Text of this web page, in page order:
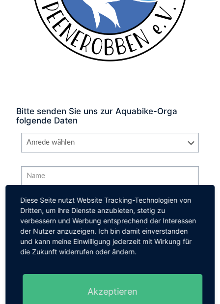
Bitte senden Sie uns zur Aquabike-Orga
folgende Daten
Diese Seite nutzt Website Tracking-Technologien von
Dritten, um ihre Dienste anzubieten, stetig zu
verbessern und Werbung entsprechend der Interessen
der Nutzer anzuzeigen. Ich bin damit einverstanden
und kann meine Einwilligung jederzeit mit Wirkung für
die Zukunft widerrufen oder ändern.
Akzeptieren